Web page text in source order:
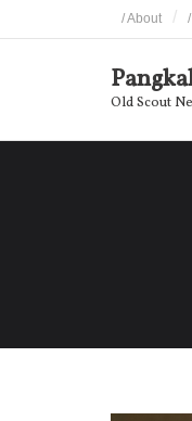
to
/ About
Old Scout